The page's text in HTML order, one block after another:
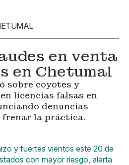
en venta
en Chetumal
sobre coyotes y
licencias falsas en
denuncias
la práctica.
y fuertes vientos este 20 de
con mayor riesgo, alerta